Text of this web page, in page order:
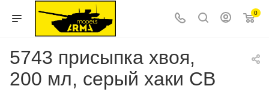
0
5743 присыпка хвоя,
200 мл, серый хаки СВ